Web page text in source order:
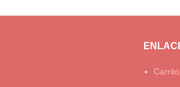
Carrito